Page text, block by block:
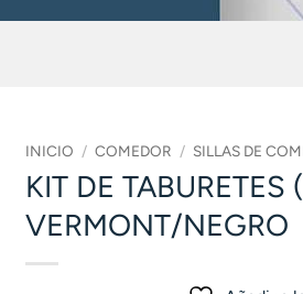
INICIO / COMEDOR / SILLAS DE
KIT DE TABURETES
VERMONT/NEGRO